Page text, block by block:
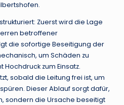
Zuerst wird die Lage
betroffener
die sofortige Beseitigung der
um Schäden zu
zum Einsatz.
sobald die Leitung frei ist, um
Dieser Ablauf sorgt dafür,
sondern die Ursache beseitigt